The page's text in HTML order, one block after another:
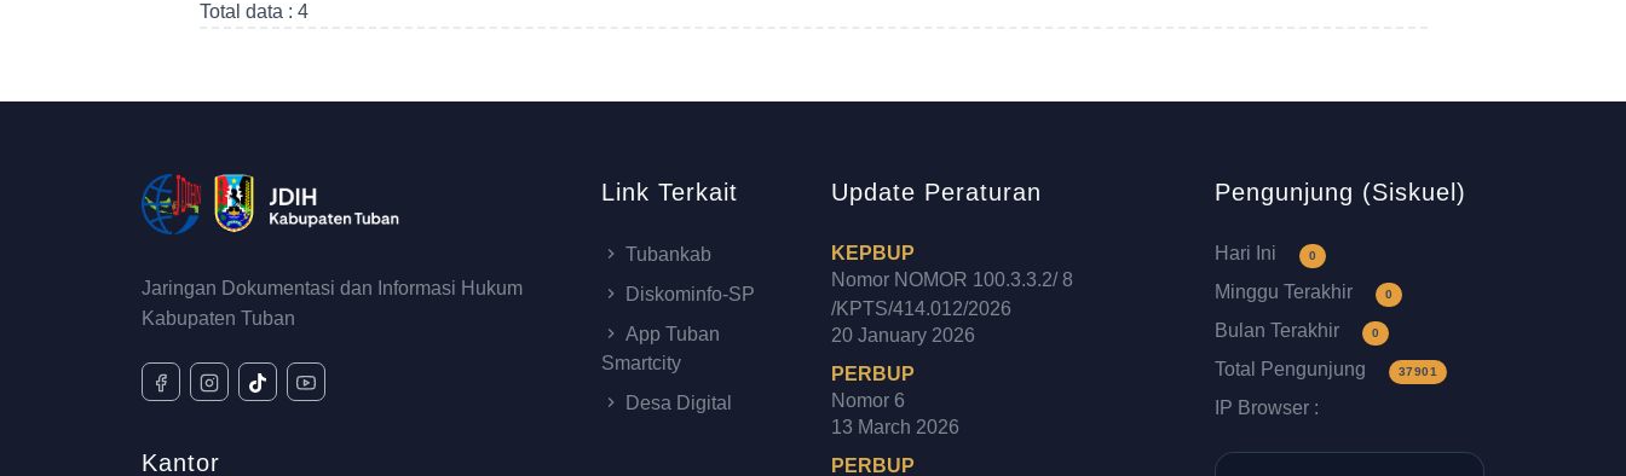
Total data : 4
Jaringan Dokumentasi dan Informasi Hukum
Kabupaten Tuban
Kantor
Link Terkait
Tubankab
Diskominfo-SP
App Tuban
Smartcity
Desa Digital
Update Peraturan
KEPBUP
Nomor NOMOR 100.3.3.2/ 8
/KPTS/414.012/2026
20 January 2026
PERBUP
Nomor 6
13 March 2026
PERBUP
Pengunjung (Siskuel)
Hari Ini 0
Minggu Terakhir 0
Bulan Terakhir 0
Total Pengunjung 37901
IP Browser :